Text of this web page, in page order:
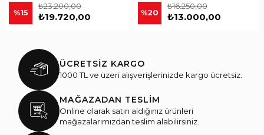
%15 ₺19.720,00
₺23.200,00
%20 ₺13.000,00
₺16.250,00
ÜCRETSİZ KARGO
1000 TL ve üzeri alışverişlerinizde kargo ücretsiz.
MAĞAZADAN TESLİM
Online olarak satın aldığınız ürünleri
mağazalarımızdan teslim alabilirsiniz.